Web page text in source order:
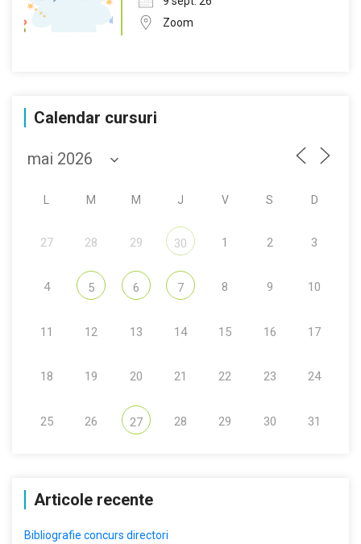
Zoom
Calendar cursuri
M M J V S D
27 28 29 30 1 2 3
4 5 6 7 8 9 10
11 12 13 14 15 16 17
18 19 20 21 22 23 24
25 26 27 28 29 30 31
Articole recente
Bibliografie concurs directori